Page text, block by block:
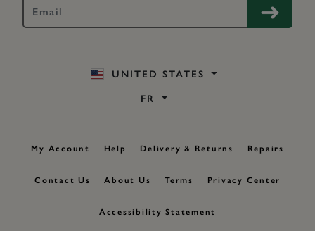
UNITED STATES
FR
My Account Help Delivery & Returns Repairs
Contact Us About Us Terms Privacy Center
Accessibility Statement